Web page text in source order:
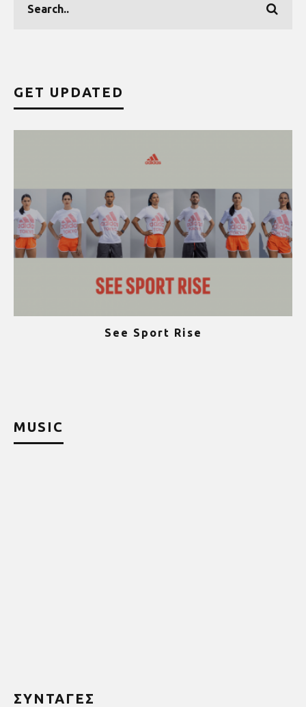
GET UPDATED
See Sport Rise
MUSIC
ΣΥΝΤΑΓΕΣ